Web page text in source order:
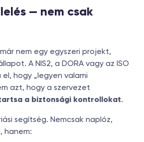
— nem csak
nem egy egyszeri projekt,
A NIS2, a DORA vagy az ISO
hogy „legyen valami
azt, hogy a szervezet
a biztonsági kontrollokat.
segítség. Nemcsak naplóz,
hanem: